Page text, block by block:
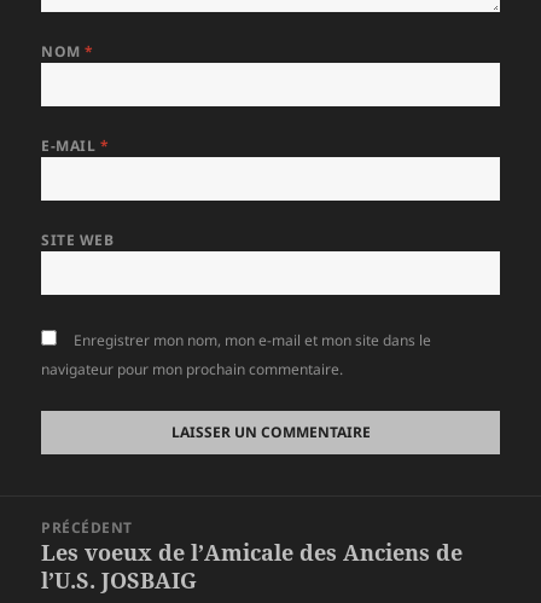
NOM*
E-MAIL *
SITE WEB
Enregistrer mon nom, mon e-mail et mon site dans le
navigateur pour mon prochain commentaire.
l’article
PRÉCÉDENT
Article
précédent :
Les voeux de l’Amicale des Anciens de
l’U.S. JOSBAIG